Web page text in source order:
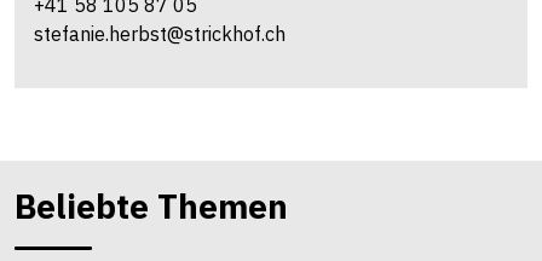
+41 58 105 87 05
stefanie.herbst@strickhof.ch
Beliebte Themen